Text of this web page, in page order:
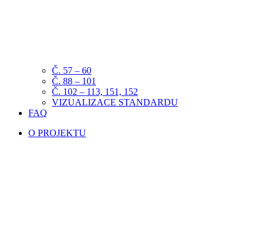
Č. 57 – 60
Č. 88 – 101
Č. 102 – 113, 151, 152
VIZUALIZACE STANDARDU
FAQ
O PROJEKTU